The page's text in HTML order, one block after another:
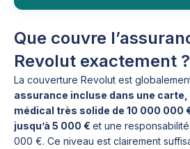
Que couvre
Revolut exactement ?
La couverture Revolut est
assurance incluse dans une carte,
médical très solide de 10 000 000
jusqu’à 5 000 € et une
000 €. Ce niveau est clairement